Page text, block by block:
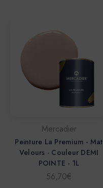
Mercadier
Peinture La Premium - Mat
Velours - Couleur DEMI
POINTE - 1L
56,70€